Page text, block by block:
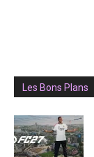
Les Bons Plans